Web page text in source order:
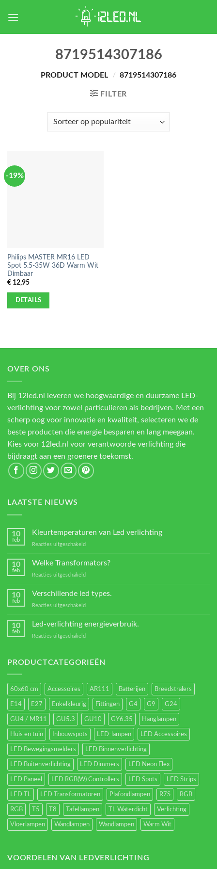
8719514307186
PRODUCT MODEL / 8719514307186
FILTER
-19%
Philips MASTER MR16 LED
Spot 5.5-35W 36D Warm Wit
Dimbaar
€12,95
DETAILS
OVER ONS
Bij 12led.nl leveren we hoogwaardige en duurzame LED-
verlichting voor zowel particulieren als bedrijven. Met een
scherp oog voor innovatie en kwaliteit, selecteren we de
beste producten die energie besparen en lang meegaan.
Kies voor 12led.nl voor verantwoorde verlichting die
bijdraagt aan een groenere toekomst.
LAATSTE NIEUWS
10
feb
Kleurtemperaturen van Led verlichting
Reacties uitgeschakeld
verlichting
10
feb
Welke Transformators?
Reacties uitgeschakeld
Transformators?
10
feb
Verschillende led types.
Reacties uitgeschakeld
10
feb
Led-verlichting energieverbruik.
Reacties uitgeschakeld
energieverbruik.
PRODUCTCATEGORIEËN
60x60 cm Accessoires AR111 Batterijen Breedstralers
E14 E27 Enkelkleurig Fittingen G4 G9 G24
GU4 / MR11 GU5.3 GU10 GY6.35 Hanglampen
Huis en tuin Inbouwspots LED-lampen LED Accessoires
LED Bewegingsmelders LED Binnenverlichting
LED Buitenverlichting LED Dimmers LED Neon Flex
LED Paneel LED RGB(W) Controllers LED Spots LED Strips
LED TL LED Transformatoren Plafondlampen R7S RGB
RGB T5 T8 Tafellampen TL Waterdicht Verlichting
Vloerlampen Wandlampen Wandlampen Warm Wit
VOORDELEN VAN LEDVERLICHTING